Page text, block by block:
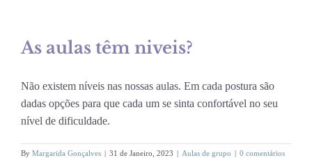
As aulas têm niveis?
Não existem níveis nas nossas aulas. Em cada postura são
dadas opções para que cada um se sinta confortável no seu
nível de dificuldade.
By Margarida Gonçalves | 31 de Janeiro, 2023 | Aulas de grupo | 0 comentários